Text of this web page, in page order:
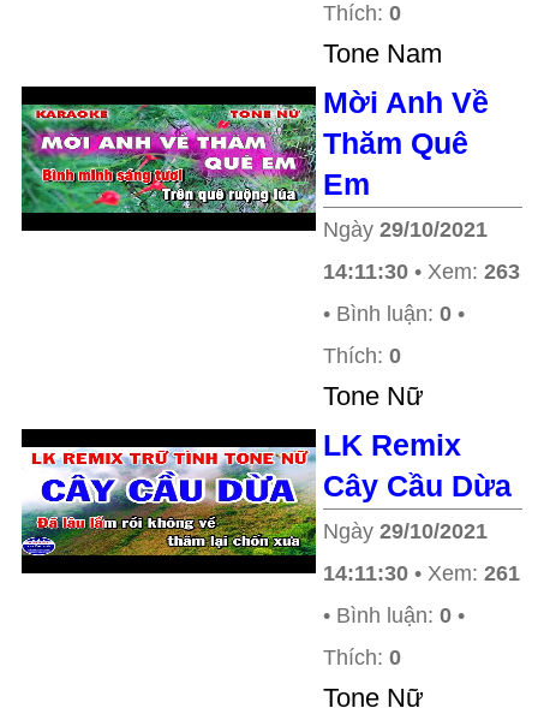
Thích: 0
Tone Nam
Mời Anh Về
Thăm Quê
Em
Ngày 29/10/2021
14:11:30 • Xem: 263
• Bình luận: 0 •
Thích: 0
Tone Nữ
LK Remix
Cây Cầu Dừa
Ngày 29/10/2021
14:11:30 • Xem: 261
• Bình luận: 0 •
Thích: 0
Tone Nữ